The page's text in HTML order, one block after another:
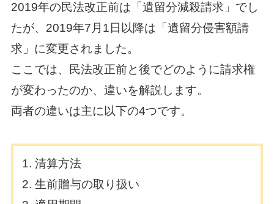
2019年の民法改正前は「遺留分減殺請求」でし
たが、2019年7月1日以降は「遺留分侵害額請
求」に変更されました。
ここでは、民法改正前と後でどのように請求権
が変わったのか、違いを解説します。
両者の違いは主に以下の4つです。
清算方法
生前贈与の取り扱い